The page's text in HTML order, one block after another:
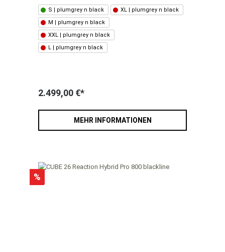
S | plumgrey n black
XL | plumgrey n black
M | plumgrey n black
XXL | plumgrey n black
L | plumgrey n black
2.499,00 €*
MEHR INFORMATIONEN
%